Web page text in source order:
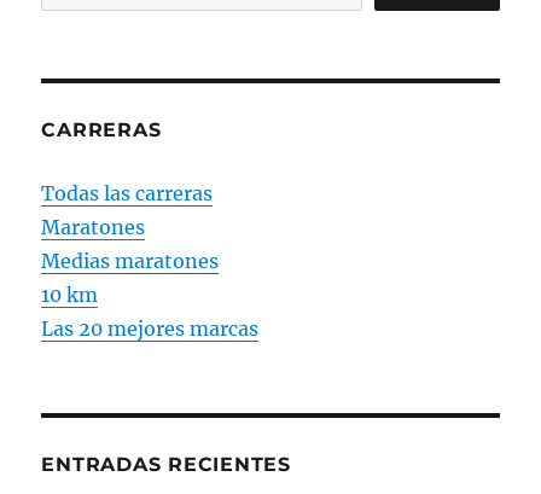
CARRERAS
Todas las carreras
Maratones
Medias maratones
10 km
Las 20 mejores marcas
ENTRADAS RECIENTES